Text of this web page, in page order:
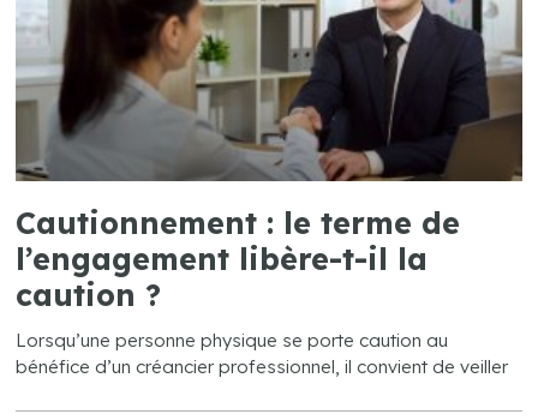
Cautionnement : le terme de
l’engagement libère-t-il la
caution ?
Lorsqu’une personne physique se porte caution au
bénéfice d’un créancier professionnel, il convient de veiller